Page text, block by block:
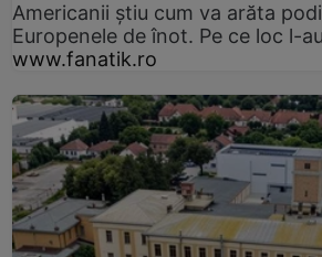
Americanii știu cum va arăta
Europenele de înot. Pe ce loc l-
www.fanatik.ro